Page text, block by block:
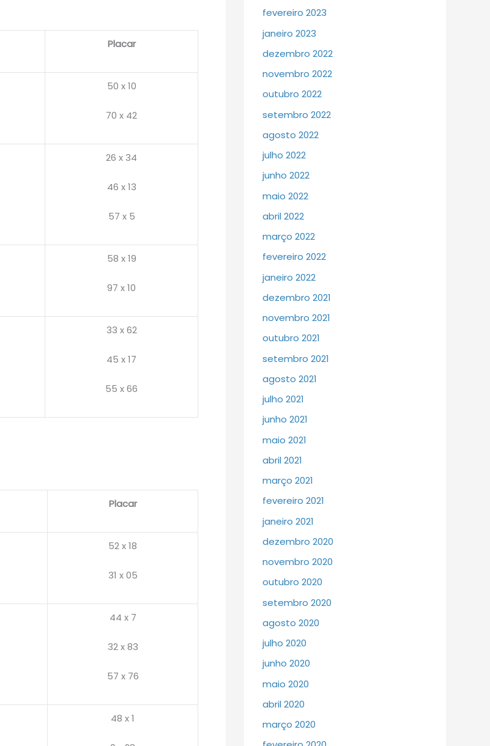
Placar
50 x 10
70 x 42
26 x 34
46 x 13
57 x 5
58 x 19
97 x 10
33 x 62
45 x 17
55 x 66
Placar
52 x 18
31 x 05
44 x 7
32 x 83
57 x 76
48 x 1
fevereiro 2023
janeiro 2023
dezembro 2022
novembro 2022
outubro 2022
setembro 2022
agosto 2022
julho 2022
junho 2022
maio 2022
abril 2022
março 2022
fevereiro 2022
janeiro 2022
dezembro 2021
novembro 2021
outubro 2021
setembro 2021
agosto 2021
julho 2021
junho 2021
maio 2021
abril 2021
março 2021
fevereiro 2021
janeiro 2021
dezembro 2020
novembro 2020
outubro 2020
setembro 2020
agosto 2020
julho 2020
junho 2020
maio 2020
abril 2020
março 2020